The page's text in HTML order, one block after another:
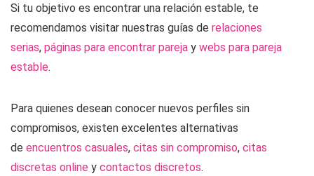
Si tu objetivo es encontrar una relación estable, te
recomendamos visitar nuestras guías de relaciones
serias, páginas para encontrar pareja y webs para pareja
estable.
Para quienes desean conocer nuevos perfiles sin
compromisos, existen excelentes alternativas
de encuentros casuales, citas sin compromiso, citas
discretas online y contactos discretos.